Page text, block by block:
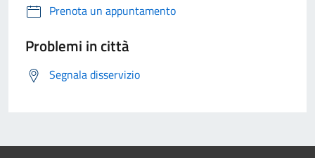
Prenota un appuntamento
Problemi in città
Segnala disservizio